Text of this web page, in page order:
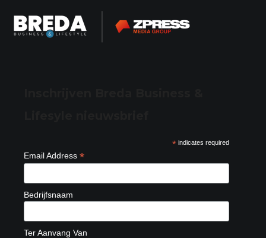
*indicates required
Email Address *
Bedrijfsnaam
Ter Aanvang Van